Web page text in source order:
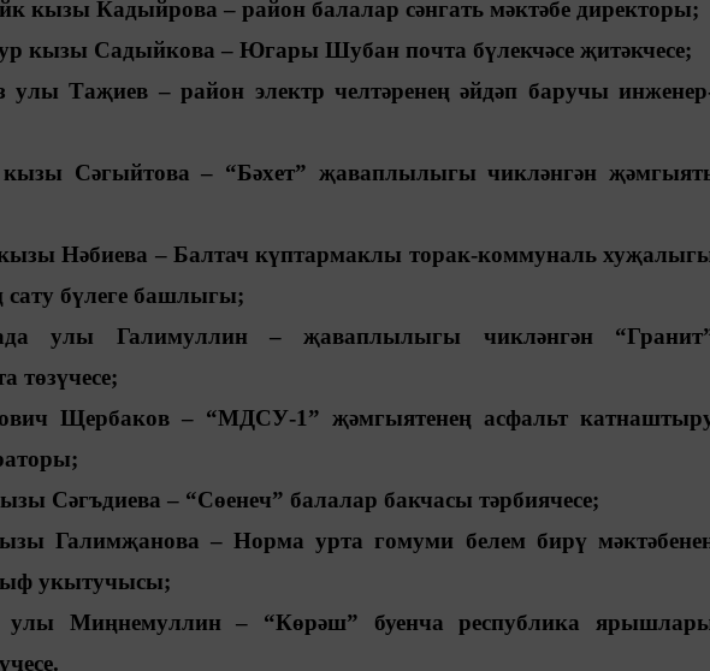
кызы Кадыйрова – район балалар сәнгать мәктәбе директоры;
кызы Садыйкова – Югары Шубан почта бүлекчәсе җитәкчесе;
Таҗиев – район электр челтәренең әйдәп баручы
Сәгыйтова – “Бәхет” җаваплылыгы чикләнгән
Нәбиева – Балтач күптармаклы торак-коммуналь
сату бүлеге башлыгы;
улы Галимуллин – җаваплылыгы чикләнгән
төзүчесе;
Щербаков – “МДСУ-1” җәмгыятенең асфальт
Сәгъдиева – “Сөенеч” балалар бакчасы тәрбиячесе;
Галимҗанова – Норма урта гомуми белем бирү
укытучысы;
Миңнемуллин – “Көрәш” буенча республика